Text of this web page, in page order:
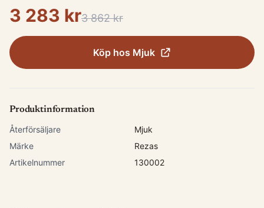
3 283 kr3 862 kr
Köp hos Mjuk
Produktinformation
Återförsäljare
Mjuk
Märke
Rezas
Artikelnummer
130002